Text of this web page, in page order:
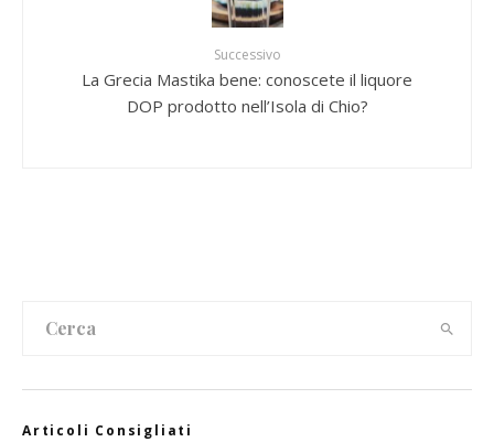
Successivo
La Grecia Mastika bene: conoscete il liquore
DOP prodotto nell’Isola di Chio?
Articoli Consigliati